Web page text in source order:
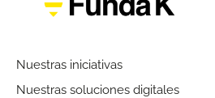
Nuestras iniciativas
Nuestras soluciones digitales